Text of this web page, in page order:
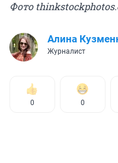
Фото
Алина
Журналист
0 0